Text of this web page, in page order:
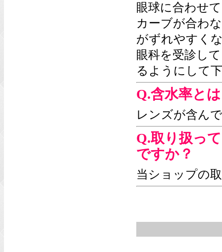
眼球に合わせ
カーブが合わ
がずれやすく
眼科を受診し
るようにして
Q.含水率と
レンズが含ん
Q.取り扱っ
ですか？
当ショップの